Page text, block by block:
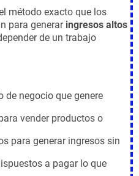
método exacto que los
para generar ingresos altos
de un trabajo
de negocio que genere
vender productos o
para generar ingresos sin
a pagar lo que